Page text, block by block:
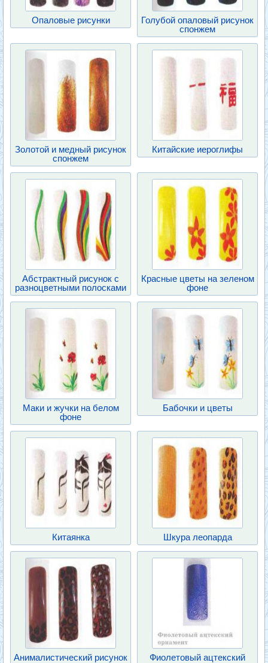
Опаловые рисунки
Голубой опаловый рисунок
спонжем
Золотой и медный рисунок
спонжем
Китайские иероглифы
Абстрактный рисунок с
разноцветными полосками
Красные цветы на зеленом
фоне
Маки и жучки на белом
фоне
Бабочки и цветы
Китаянка Шкура леопарда
Анималистический рисунок
Фиолетовый ацтекский